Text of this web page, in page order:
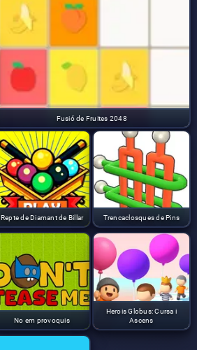
Fusió de Fruites 2048
Repte de Diamant de Billar Trencaclosques de Pins
No em provoquis
Herois Globus: Cursa i
Ascens